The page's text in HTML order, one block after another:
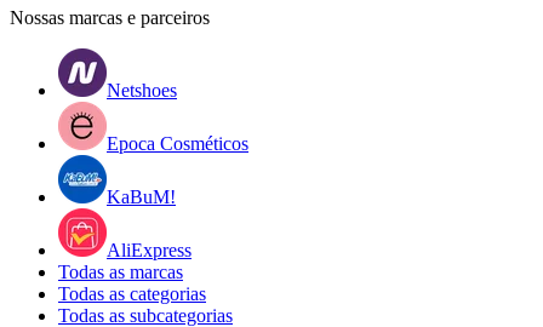
Nossas marcas e parceiros
Netshoes
Epoca Cosméticos
KaBuM!
AliExpress
Todas as marcas
Todas as categorias
Todas as subcategorias